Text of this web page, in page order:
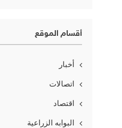
أقسام الموقع
أخبار
اتصالات
اقتصاد
البوابه الزراعية